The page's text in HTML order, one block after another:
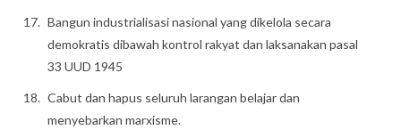
Bangun industrialisasi nasional yang dikelola secara
demokratis dibawah kontrol rakyat dan laksanakan pasal
33 UUD 1945
Cabut dan hapus seluruh larangan belajar dan
menyebarkan marxisme.